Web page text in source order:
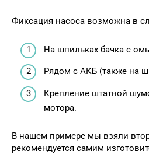
Фиксация насоса возможна в
На шпильках бачка с
Рядом с АКБ (также на
Крепление штатной
мотора.
В нашем примере мы взяли
рекомендуется самим